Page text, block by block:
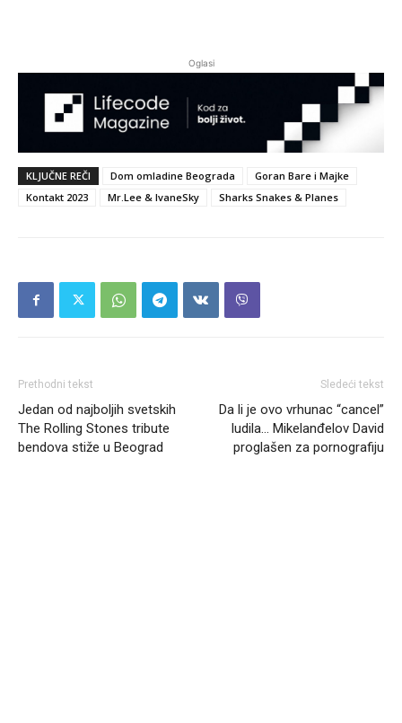
Oglasi
KLJUČNE REČI Dom omladine Beograda
Goran Bare i Majke
Kontakt 2023
Mr.Lee & IvaneSky Sharks Snakes & Planes
Prethodni tekst
Jedan od najboljih svetskih
The Rolling Stones tribute
bendova stiže u Beograd
Sledeći tekst
Da li je ovo vrhunac “cancel”
ludila… Mikelanđelov David
proglašen za pornografiju